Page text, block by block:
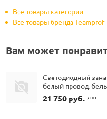
Все товары категории
Все товары бренда Teamprof
Вам может
Светодиодный
белый провод,
21 750 руб. / шт.